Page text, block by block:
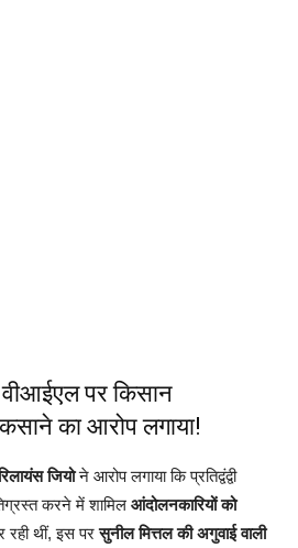
पर किसान
का आरोप लगाया!
जियोने आरोप लगाया कि प्रतिद्वंद्वी
करने में शामिल आंदोलनकारियों को
रही थीं, इस परसुनील मित्तल की अगुवाई वाली